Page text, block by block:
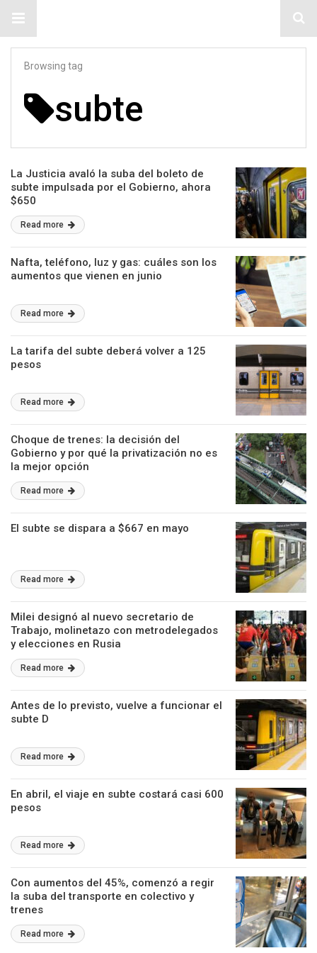
Browsing tag
subte
La Justicia avaló la suba del boleto de
subte impulsada por el Gobierno, ahora
$650
Read more
Nafta, teléfono, luz y gas: cuáles son los
aumentos que vienen en junio
Read more
La tarifa del subte deberá volver a 125
pesos
Read more
Choque de trenes: la decisión del
Gobierno y por qué la privatización no es
la mejor opción
Read more
El subte se dispara a $667 en mayo
Read more
Milei designó al nuevo secretario de
Trabajo, molinetazo con metrodelegados
y elecciones en Rusia
Read more
Antes de lo previsto, vuelve a funcionar el
subte D
Read more
En abril, el viaje en subte costará casi 600
pesos
Read more
Con aumentos del 45%, comenzó a regir
la suba del transporte en colectivo y
trenes
Read more